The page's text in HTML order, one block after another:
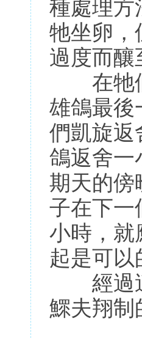
種處理方
牠坐卵，
過度而釀
在牠們
雄鴿最後
們凱旋返
鴿返舍一
期天的傍
子在下一
小時，就
起是可以
經過這
鰥夫翔制